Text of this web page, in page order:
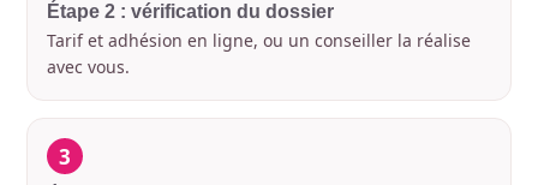
Étape 2 : vérification du dossier
Tarif et adhésion en ligne, ou un conseiller la réalise
avec vous.
3